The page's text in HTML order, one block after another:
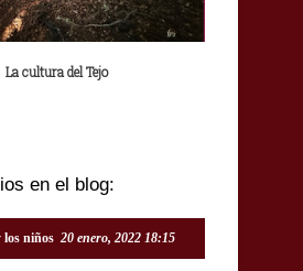
La cultura del Tejo
en el blog:
niños 20 enero, 2022 18:15